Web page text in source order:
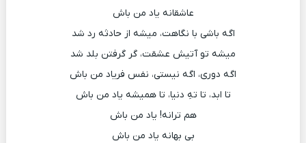
عاشقانه یاد من باش
اگه باشی با نگاهت، میشه از حادثه رد شد
میشه تو آتیش عشقت، گر گرفتن بلد شد
اگه دوری، اگه نیستی، نفس فریاد من باش
تا ابد، تا تهِ دنیا، تا همیشه یاد من باش
هم ترانه! یاد من باش
بی بهانه یاد من باش